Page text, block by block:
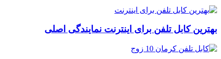
بهترین کابل تلفن برای اینترنت نمایندگی اصلی